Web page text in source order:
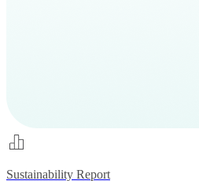
Sustainability Report